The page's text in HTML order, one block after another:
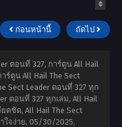
ก่อนหน้านี้ ถัดไป
ตอนที่ 327, การ์ตูน All Hail
ร์ตูน All Hail The Sect
Sect Leader ตอนที่ 327 ทุก
ตอนที่ 327 ทุกเล่ม, All Hail
ดชัด, All Hail The Sect
ใจง่าย, 05/30/2025,